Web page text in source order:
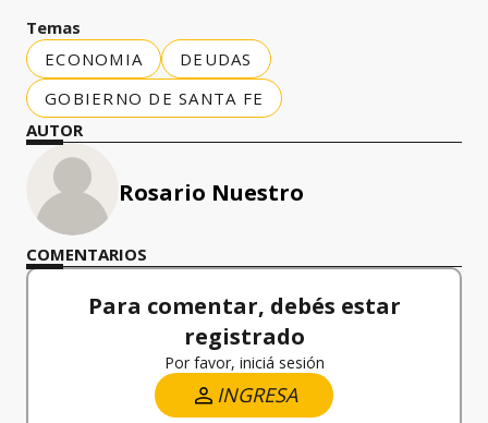
Temas
ECONOMIA
DEUDAS
GOBIERNO DE SANTA FE
AUTOR
Rosario Nuestro
COMENTARIOS
Para comentar, debés estar
registrado
Por favor, iniciá sesión
INGRESA